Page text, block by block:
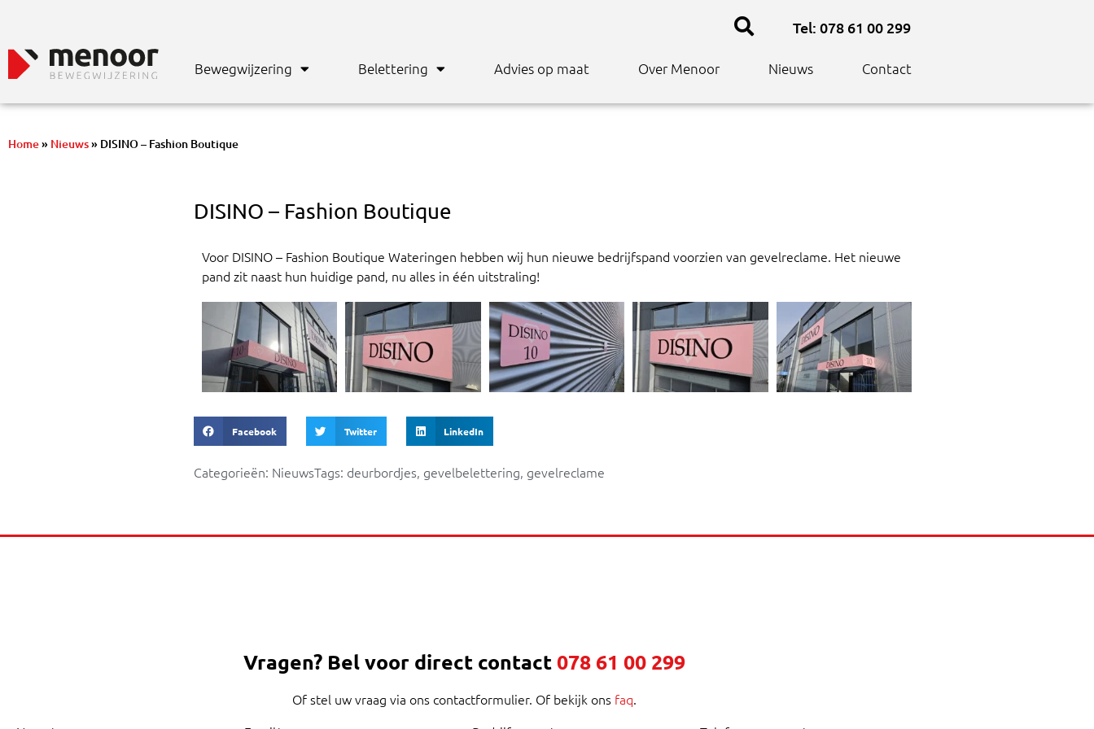
Tel: 078 61 00 299
Bewegwijzering Belettering Advies op maat Over Menoor Nieuws Contact
Home» Nieuws» DISINO – Fashion Boutique
DISINO – Fashion Boutique
Voor DISINO – Fashion Boutique Wateringen hebben wij hun nieuwe bedrijfspand voorzien van gevelreclame. Het nieuwe
pand zit naast hun huidige pand, nu alles in één uitstraling!
Facebook Twitter LinkedIn
Categorieën: NieuwsTags: deurbordjes, gevelbelettering, gevelreclame
Vragen? Bel voor direct contact078 61 00 299
Of stel uw vraag via ons contactformulier. Of bekijk ons faq.